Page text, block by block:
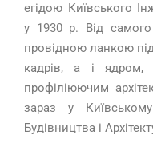
егідою Київського
у 1930 р. Від
провідною ланкою
кадрів, а і
профіліюючим
зараз у Київському
Будівництва і